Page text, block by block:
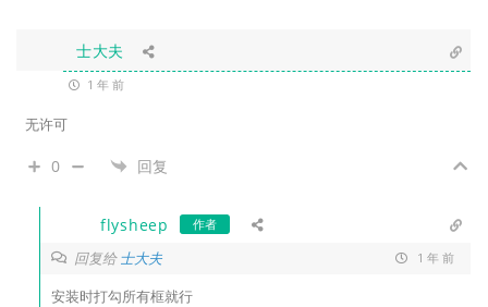
士大夫
1 年 前
无许可
0 回复
flysheep 作者
回复给士大夫 1 年 前
安装时打勾所有框就行